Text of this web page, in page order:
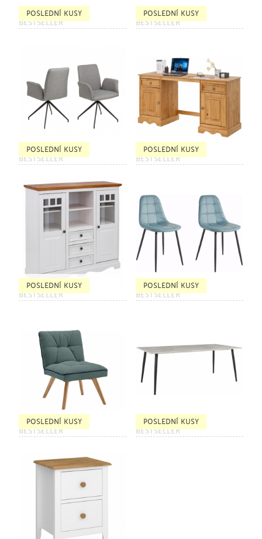
POSLEDNÍ KUSY
BESTSELLER
POSLEDNÍ KUSY
BESTSELLER
POSLEDNÍ KUSY
BESTSELLER
POSLEDNÍ KUSY
BESTSELLER
POSLEDNÍ KUSY
BESTSELLER
POSLEDNÍ KUSY
BESTSELLER
POSLEDNÍ KUSY
BESTSELLER
POSLEDNÍ KUSY
BESTSELLER